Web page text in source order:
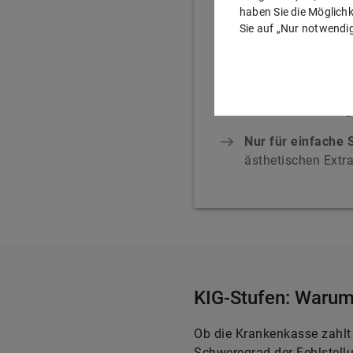
Dann zahlt die
Nur für einfache
ästhetischen
KIG-Stufen:
Ob die Krankenkasse
haben Sie die
Sie auf „Nur